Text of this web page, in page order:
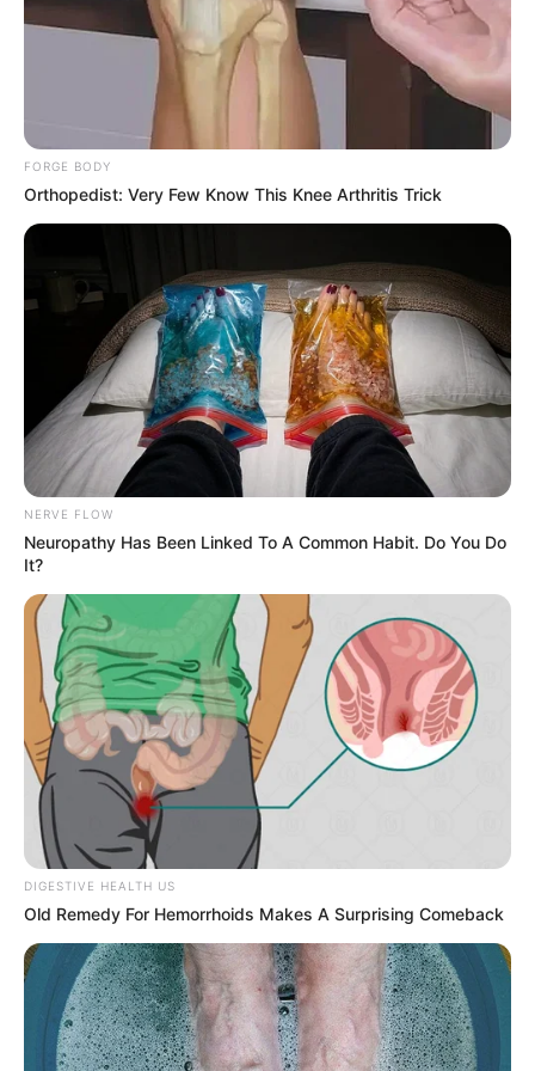
(„Przesilenie zimowe”),
Justice Smith(„Wszystkie jasne
Ariana Greenblatt(„Barbie”
zdj. Lionsgate
OBSERWUJ NAS W GOOGLE NEWS, BY BYĆ NA
BIEŻĄCO!
FORGE BODY
Orthopedist: Very Few Know This Knee Arthritis Trick
NERVE FLOW
Neuropathy Has Been Linked To A Common Habit. Do You Do
It?
DIGESTIVE HEALTH US
Old Remedy For Hemorrhoids Makes A Surprising Comeback